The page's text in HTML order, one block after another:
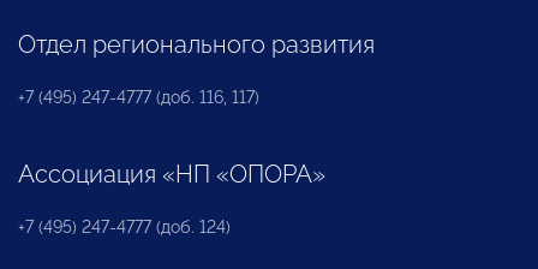
Отдел регионального развития
+7 (495) 247-4777 (доб. 116, 117)
Ассоциация «НП «ОПОРА»
+7 (495) 247-4777 (доб. 124)